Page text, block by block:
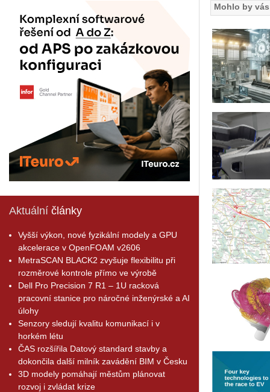
Aktuální články
Vyšší výkon, nové fyzikální modely a GPU
akcelerace v OpenFOAM v2606
MetraSCAN BLACK2 zvyšuje flexibilitu při
rozměrové kontrole přímo ve výrobě
Dell Pro Precision 7 R1 – 1U racková
pracovní stanice pro náročné inženýrské a AI
úlohy
Senzory sledují kvalitu komunikací i v
horkém létu
ČAS rozšířila Datový standard stavby a
dokončila další milník zavádění BIM v Česku
3D modely pomáhají městům plánovat
rozvoj i zvládat krize
Mohlo by